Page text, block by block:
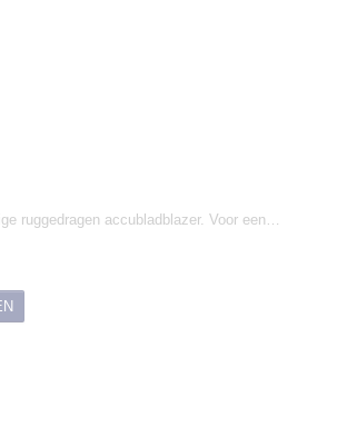
ruggedragen accubladblazer. Voor een…